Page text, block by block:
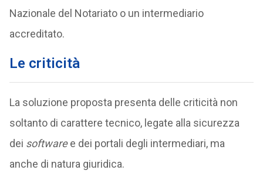
Nazionale del Notariato o un intermediario
accreditato.
Le criticità
La soluzione proposta presenta delle criticità non
soltanto di carattere tecnico, legate alla sicurezza
dei softwaree dei portali degli intermediari, ma
anche di natura giuridica.